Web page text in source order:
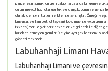
penceresini açmak için gemi takip haritasında bir gemiye
durum, mevcut hız, rota, uzunluk ve genişlik, tonajı ve
olarak gemilerin türleri renkler ile ayrılmıştır. Örneğin yeşil
kimyasal ve ham petrol taşıyan), koyu mavi ile yolcu gemisi,
teknesi, mor ile yat tarzı tekneler ve gri renk ile diğer
hareket etmeyen gemiler ise yine aynı şekilde renk
gösterilmektedir.
Labuhanhaji Limanı
Labuhanhaji Limanı ve